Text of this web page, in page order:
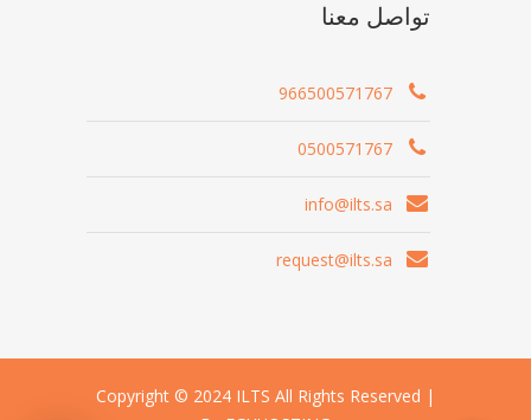
تواصل معنا
966500571767
0500571767
info@ilts.sa
request@ilts.sa
Copyright © 2024 ILTS All Rights Reserved |